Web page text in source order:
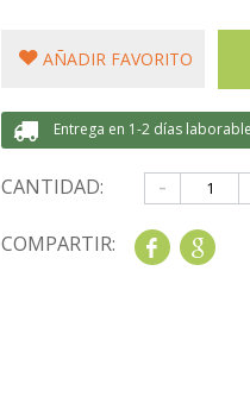
AÑADIR FAVORITO
Entrega en 1-2 días
CANTIDAD: -
COMPARTIR: Share